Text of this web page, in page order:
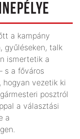
a kampány
gyűléseken, talk
ismertetik a
s a főváros
hogyan vezetik ki
posztról
a választási
a